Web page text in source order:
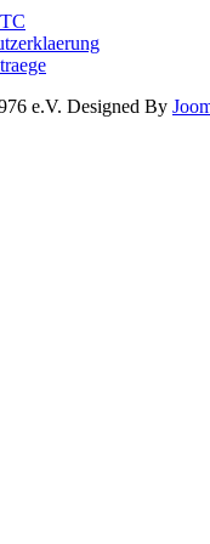
e.V. Designed By